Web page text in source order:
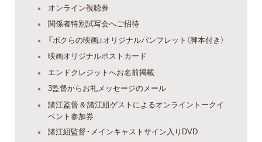
オンライン視聴券
関係者特別試写会へご招待
『ボクらの映画』オリジナルパンフレット（脚本付き）
映画オリジナルポストカード
エンドクレジットへお名前掲載
3監督からお礼メッセージのメール
諸江監督 & 諸江組ゲストによるオンライントークイ
ベント参加券
諸江組監督・メインキャストサイン入りDVD